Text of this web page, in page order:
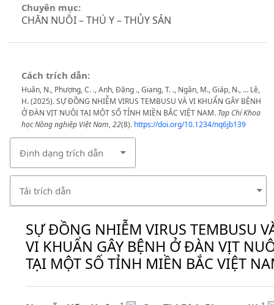
Chuyên mục:
CHĂN NUÔI – THÚ Y – THỦY SẢN
Cách trích dẫn:
Huân, N., Phượng, C. ., Anh, Đặng ., Giang, T. ., Ngân, M., Giáp, N., … Lệ,
H. (2025). SỰ ĐỒNG NHIỄM VIRUS TEMBUSU VÀ VI KHUẨN GÂY BỆNH
Ở ĐÀN VỊT NUÔI TẠI MỘT SỐ TỈNH MIỀN BẮC VIỆT NAM. Tạp Chí Khoa
học Nông nghiệp Việt Nam,22(8). https://doi.org/10.1234/nq6jb139
Định dạng trích dẫn
Tải trích dẫn
SỰ ĐỒNG NHIỄM VIRUS TEMBUSU
VI KHUẨN GÂY BỆNH Ở ĐÀN VỊT
TẠI MỘT SỐ TỈNH MIỀN BẮC VIỆT